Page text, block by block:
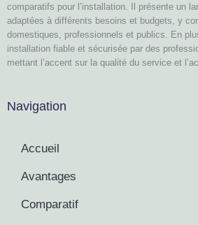
comparatifs pour l’installation. Il présente un
adaptées à différents besoins et budgets, y
domestiques, professionnels et publics. En
installation fiable et sécurisée par des
mettant l’accent sur la qualité du service et
Navigation
Accueil
Avantages
Comparatif